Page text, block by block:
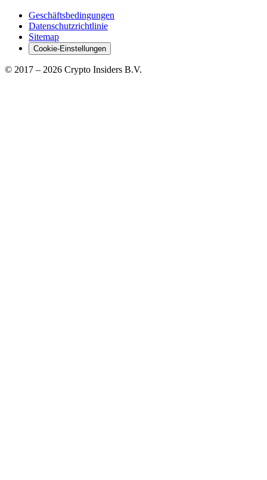
Geschäftsbedingungen
Datenschutzrichtlinie
Sitemap
Cookie-Einstellungen
© 2017 – 2026 Crypto Insiders B.V.